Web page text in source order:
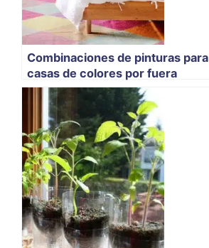
Combinaciones de pinturas para
casas de colores por fuera